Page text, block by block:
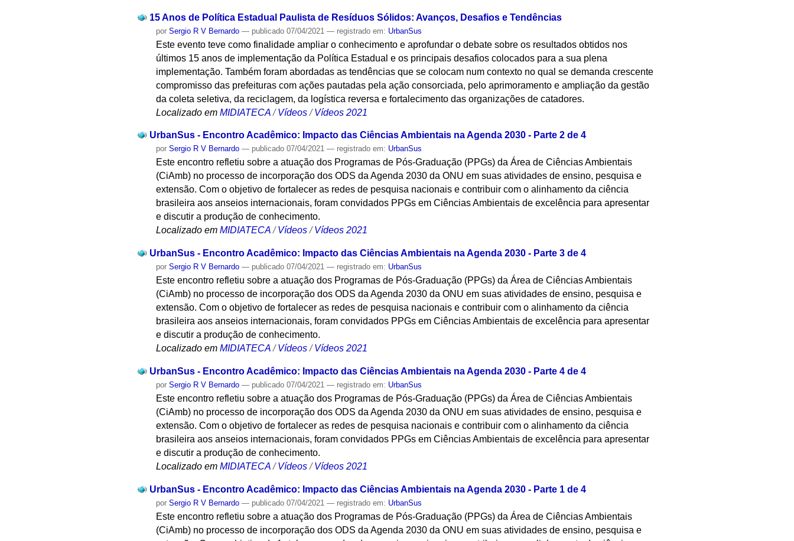
15 Anos de Política Estadual Paulista de Resíduos Sólidos: Avanços, Desafios e Tendências
porSergio R V Bernardo — publicado 07/04/2021— registrado em: UrbanSus
Este evento teve como finalidade ampliar o conhecimento e aprofundar o debate sobre os resultados obtidos nos
últimos 15 anos de implementação da Política Estadual e os principais desafios colocados para a sua plena
implementação. Também foram abordadas as tendências que se colocam num contexto no qual se demanda crescente
compromisso das prefeituras com ações pautadas pela ação consorciada, pelo aprimoramento e ampliação da gestão
da coleta seletiva, da reciclagem, da logística reversa e fortalecimento das organizações de catadores.
Localizado em MIDIATECA /Vídeos /Vídeos 2021
UrbanSus - Encontro Acadêmico: Impacto das Ciências Ambientais na Agenda 2030 - Parte 2 de 4
porSergio R V Bernardo — publicado 07/04/2021— registrado em: UrbanSus
Este encontro refletiu sobre a atuação dos Programas de Pós-Graduação (PPGs) da Área de Ciências Ambientais
(CiAmb) no processo de incorporação dos ODS da Agenda 2030 da ONU em suas atividades de ensino, pesquisa e
extensão. Com o objetivo de fortalecer as redes de pesquisa nacionais e contribuir com o alinhamento da ciência
brasileira aos anseios internacionais, foram convidados PPGs em Ciências Ambientais de excelência para apresentar
e discutir a produção de conhecimento.
Localizado em MIDIATECA /Vídeos /Vídeos 2021
UrbanSus - Encontro Acadêmico: Impacto das Ciências Ambientais na Agenda 2030 - Parte 3 de 4
porSergio R V Bernardo — publicado 07/04/2021— registrado em: UrbanSus
Este encontro refletiu sobre a atuação dos Programas de Pós-Graduação (PPGs) da Área de Ciências Ambientais
(CiAmb) no processo de incorporação dos ODS da Agenda 2030 da ONU em suas atividades de ensino, pesquisa e
extensão. Com o objetivo de fortalecer as redes de pesquisa nacionais e contribuir com o alinhamento da ciência
brasileira aos anseios internacionais, foram convidados PPGs em Ciências Ambientais de excelência para apresentar
e discutir a produção de conhecimento.
Localizado em MIDIATECA /Vídeos /Vídeos 2021
UrbanSus - Encontro Acadêmico: Impacto das Ciências Ambientais na Agenda 2030 - Parte 4 de 4
porSergio R V Bernardo — publicado 07/04/2021— registrado em: UrbanSus
Este encontro refletiu sobre a atuação dos Programas de Pós-Graduação (PPGs) da Área de Ciências Ambientais
(CiAmb) no processo de incorporação dos ODS da Agenda 2030 da ONU em suas atividades de ensino, pesquisa e
extensão. Com o objetivo de fortalecer as redes de pesquisa nacionais e contribuir com o alinhamento da ciência
brasileira aos anseios internacionais, foram convidados PPGs em Ciências Ambientais de excelência para apresentar
e discutir a produção de conhecimento.
Localizado em MIDIATECA /Vídeos /Vídeos 2021
UrbanSus - Encontro Acadêmico: Impacto das Ciências Ambientais na Agenda 2030 - Parte 1 de 4
porSergio R V Bernardo — publicado 07/04/2021— registrado em: UrbanSus
Este encontro refletiu sobre a atuação dos Programas de Pós-Graduação (PPGs) da Área de Ciências Ambientais
(CiAmb) no processo de incorporação dos ODS da Agenda 2030 da ONU em suas atividades de ensino, pesquisa e